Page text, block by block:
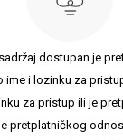
dostupan je
ime i lozinku za
za pristup ili je
pretplatničkog